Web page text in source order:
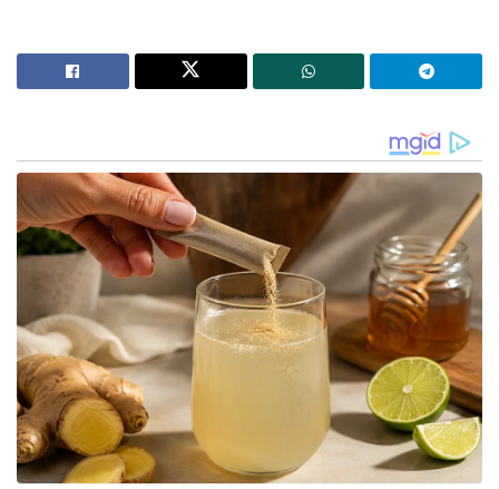
യൂണിയന്‍ വെള്ളാപ്പള്ളി നടേശന്‍ പിരിച്ചു വിടുകയും
ചെയ്തിരുന്നു. സുഭാഷ് വാസു അധ്യക്ഷനായ
മാവേലിക്കര യൂണിയന്‍ വെള്ളാപ്പള്ളി നടേശന്‍
പിരിച്ചു വിടുകയും ചെയ്തിരുന്നു. ഇതിനു പിന്നാലെ
രേഖകള്‍ മോഷ്ടിച്ചെന്നാരോപിച്ച് സുഭാഷ്
വാസുവിനെതിരെ താലൂക്ക് യൂണിയന്‍
അഡ്മിനിസ്‌ട്രേറ്റര്‍ പൊലീസിനെ സമീപിച്ചിരുന്നു.
ഇതിനു പിന്നാലെ രേഖകള്‍ മോഷ്ടിച്ചെന്നാരോപിച്ച്
സുഭാഷ് വാസുവിനെതിരെ താലൂക്ക് യൂണിയന്‍
അഡ്മിനിസ്‌ട്രേറ്റര്‍ പൊലീസിനെ
സമീപിച്ചിരുന്നു.ഒന്നാം മോദി സര്‍ക്കാരിന്റെ കാലത്ത്
ബിഡിജെഎസിന് ലഭിച്ച മൂന്ന് സ്ഥാനങ്ങളില്‍